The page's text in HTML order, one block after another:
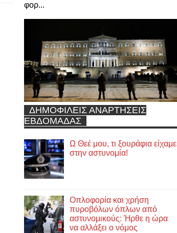
φορ...
ΔΗΜΟΦΙΛΕΙΣ ΑΝΑΡΤΗΣΕΙΣ
ΕΒΔΟΜΑΔΑΣ
Ω Θεέ μου, τι ξουράφια είχαμε
στην αστυνομία!
Οπλοφορία και χρήση
πυροβόλων όπλων από
αστυνομικούς: Ήρθε η ώρα
να αλλάξει ο νόμος